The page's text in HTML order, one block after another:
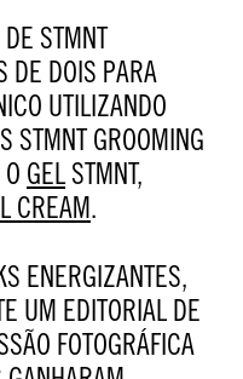
STMNT
DE DOIS PARA
UTILIZANDO
STMNT GROOMING
GEL STMNT,
CREAM.
ENERGIZANTES,
UM EDITORIAL DE
FOTOGRÁFICA